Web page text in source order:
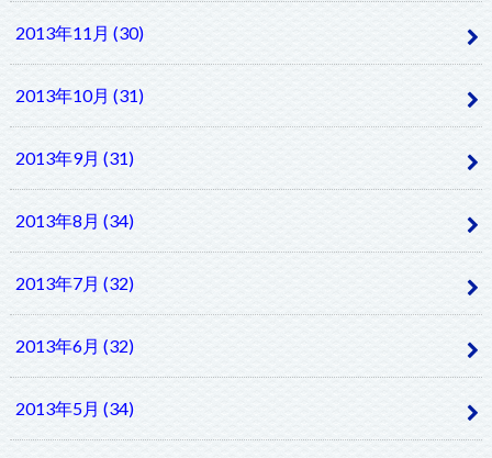
2013年11月 (30)
2013年10月 (31)
2013年9月 (31)
2013年8月 (34)
2013年7月 (32)
2013年6月 (32)
2013年5月 (34)